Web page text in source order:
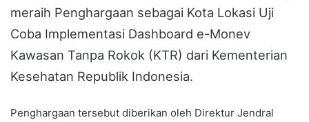
meraih Penghargaan sebagai Kota Lokasi Uji
Coba Implementasi Dashboard e-Monev
Kawasan Tanpa Rokok (KTR) dari Kementerian
Kesehatan Republik Indonesia.
Penghargaan tersebut diberikan oleh Direktur Jendral